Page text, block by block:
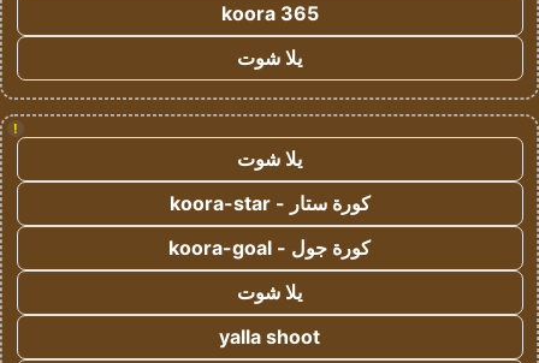
koora 365
يلا شوت
!
يلا شوت
كورة ستار - koora-star
كورة جول - koora-goal
يلا شوت
yalla shoot